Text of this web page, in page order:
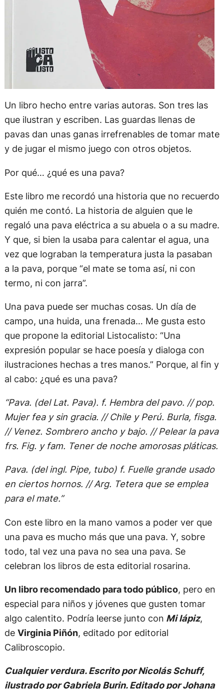
Un libro hecho entre varias autoras. Son tres las
que ilustran y escriben. Las guardas llenas de
pavas dan unas ganas irrefrenables de tomar mate
y de jugar el mismo juego con otros objetos.
Por qué… ¿qué es una pava?
Este libro me recordó una historia que no recuerdo
quién me contó. La historia de alguien que le
regaló una pava eléctrica a su abuela o a su madre.
Y que, si bien la usaba para calentar el agua, una
vez que lograban la temperatura justa la pasaban
a la pava, porque “el mate se toma así, ni con
termo, ni con jarra”.
Una pava puede ser muchas cosas. Un día de
campo, una huida, una frenada… Me gusta esto
que propone la editorial Listocalisto: “Una
expresión popular se hace poesía y dialoga con
ilustraciones hechas a tres manos.” Porque, al fin y
al cabo: ¿qué es una pava?
“Pava. (del Lat. Pava). f. Hembra del pavo. // pop.
Mujer fea y sin gracia. // Chile y Perú. Burla, fisga.
// Venez. Sombrero ancho y bajo. // Pelear la pava
frs. Fig. y fam. Tener de noche amorosas pláticas.
Pava. (del ingl. Pipe, tubo) f. Fuelle grande usado
en ciertos hornos. // Arg. Tetera que se emplea
para el mate.”
Con este libro en la mano vamos a poder ver que
una pava es mucho más que una pava. Y, sobre
todo, tal vez una pava no sea una pava. Se
celebran los libros de esta editorial rosarina.
Un libro recomendado para todo público, pero en
especial para niños y jóvenes que gusten tomar
algo calentito. Podría leerse junto con Mi lápiz,
de Virginia Piñón, editado por editorial
Calibroscopio.
Cualquier verdura. Escrito por Nicolás Schuff,
ilustrado por Gabriela Burin. Editado por Johana